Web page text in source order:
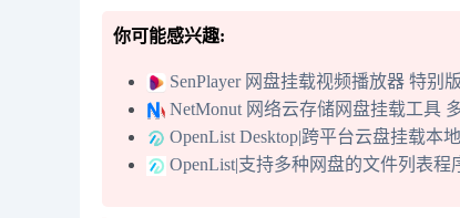
你可能感兴趣:
SenPlayer 网盘挂载视频播放器 特别
NetMonut 网络云存储网盘挂载工具
OpenList Desktop|跨平台云盘挂载本
OpenList|支持多种网盘的文件列表程